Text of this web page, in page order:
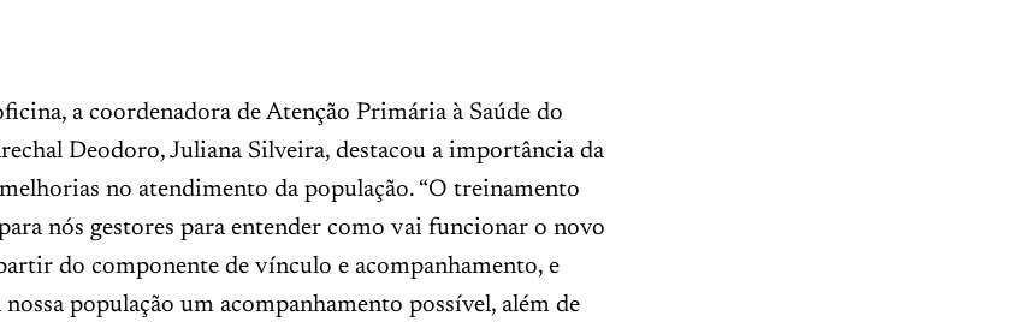
a coordenadora de Atenção Primária à Saúde do
Deodoro, Juliana Silveira, destacou a importância da
no atendimento da população. “O treinamento
nós gestores para entender como vai funcionar o novo
do componente de vínculo e acompanhamento, e
população um acompanhamento possível, além de